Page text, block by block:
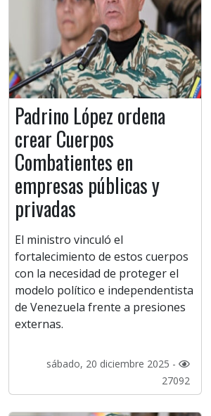
Padrino López ordena
crear Cuerpos
Combatientes en
empresas públicas y
privadas
El ministro vinculó el
fortalecimiento de estos cuerpos
con la necesidad de proteger el
modelo político e independentista
de Venezuela frente a presiones
externas.
sábado, 20 diciembre 2025 -
27092